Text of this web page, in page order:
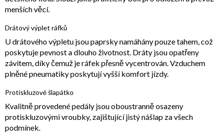
menších věcí.
Drátový výplet ráfků
U drátového výpletu jsou paprsky namáhány pouze tahem, což
poskytuje pevnost a dlouho životnost. Dráty jsou opatřeny
závitem, díky čemuž je ráfek přesně vycentrován. Vzduchem
plněné pneumatiky poskytují vyšší komfort jízdy.
Protiskluzové šlapátko
Kvalitně provedené pedály jsou oboustranně osazeny
protiskluzovými vroubky, zajištující jistý nášlap za všech
podmínek.